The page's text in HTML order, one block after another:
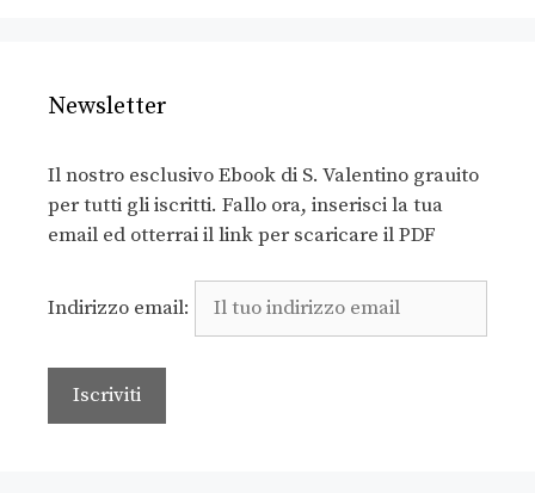
Newsletter
Il nostro esclusivo Ebook di S. Valentino grauito
per tutti gli iscritti. Fallo ora, inserisci la tua
email ed otterrai il link per scaricare il PDF
Indirizzo email: